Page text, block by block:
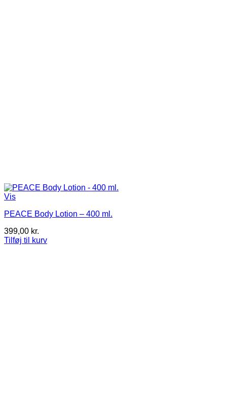
Vis
PEACE Body Lotion – 400 ml.
399,00 kr.
Tilføj til kurv